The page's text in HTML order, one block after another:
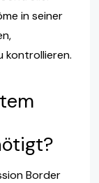
in seiner
kontrollieren.
Border